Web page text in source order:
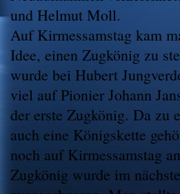
und Helmut Moll.
Auf Kirmessamstag kam
Idee, einen Zugkönig zu
wurde bei Hubert
viel auf Pionier Johann
der erste Zugkönig. Da zu
auch eine Königskette
noch auf Kirmessamstag
Zugkönig wurde im